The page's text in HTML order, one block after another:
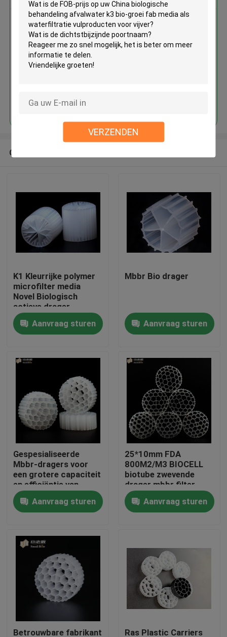
VERZENDEN
Ongeveer ons
Kwaliteitscontrole
Contacteer ons
bloggen
Verzoek om een Citaat
MBBR-filtermedia
De biomedia van MBBR
China biologische behandeling
afvalwater k3 bio-groei fab
media als waterfiltratie
vulproducten voor vijver
Geadviseerde Producten
K1 Kleurrijke polymer
microfilter media
Novel Biologisch
actieve drager
Aanvraag sturen
Mbbr Bio drager
Aanvraag sturen
Gespesialiseerde
Mbbr-dragers voor
een grotere capaciteit
en efficiëntie van
biologische
behandeling
Aanvraag sturen
25*10mm FDA
800M2/M3 BIOCELL
biotube zwevende
drager mbbr filter
Aanvraag sturen
Betrouwbare fabrikant Ras Plastic Carriers